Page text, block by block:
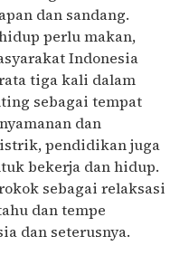
dan sandang.
perlu makan,
Indonesia
tiga kali dalam
sebagai tempat
dan
pendidikan juga
bekerja dan hidup.
sebagai relaksasi
dan tempe
dan seterusnya.